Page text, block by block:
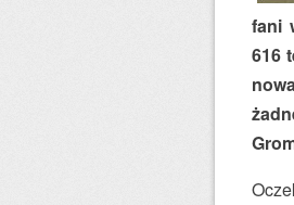
fani
616